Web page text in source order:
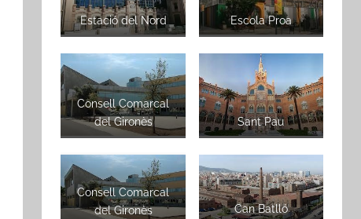
Estació del Nord Escola Proa
Consell Comarcal
del Gironès
Sant Pau
Consell Comarcal
del Gironès
Can Batlló